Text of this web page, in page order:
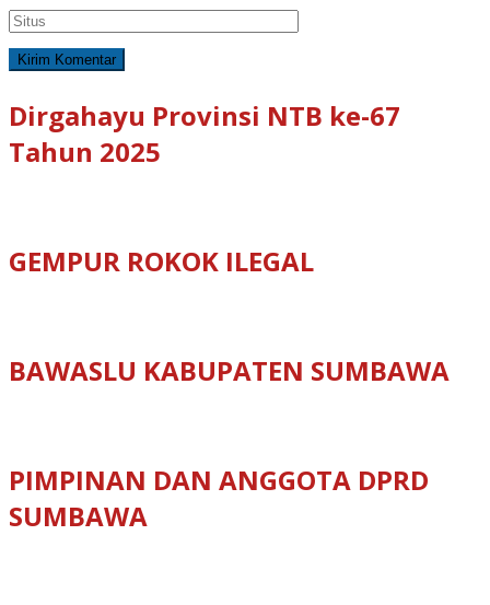
Dirgahayu Provinsi NTB ke-67
Tahun 2025
GEMPUR ROKOK ILEGAL
BAWASLU KABUPATEN SUMBAWA
PIMPINAN DAN ANGGOTA DPRD
SUMBAWA